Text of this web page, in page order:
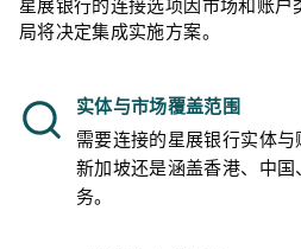
星展银行的连接选项因市场和账
局将决定集成实施方案。
实体与市场覆盖范围
需要连接的星展银行实体
新加坡还是涵盖香港、中
务。